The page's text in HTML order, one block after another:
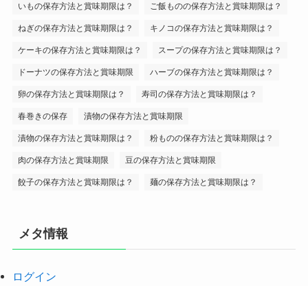
いもの保存方法と賞味期限は？ ご飯ものの保存方法と賞味期限は？
ねぎの保存方法と賞味期限は？ キノコの保存方法と賞味期限は？
ケーキの保存方法と賞味期限は？ スープの保存方法と賞味期限は？
ドーナツの保存方法と賞味期限 ハーブの保存方法と賞味期限は？
卵の保存方法と賞味期限は？ 寿司の保存方法と賞味期限は？
春巻きの保存 漬物の保存方法と賞味期限
漬物の保存方法と賞味期限は？ 粉ものの保存方法と賞味期限は？
肉の保存方法と賞味期限 豆の保存方法と賞味期限
餃子の保存方法と賞味期限は？ 麺の保存方法と賞味期限は？
メタ情報
ログイン